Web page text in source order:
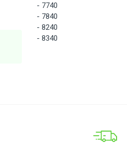
- 7740
- 7840
- 8240
- 8340